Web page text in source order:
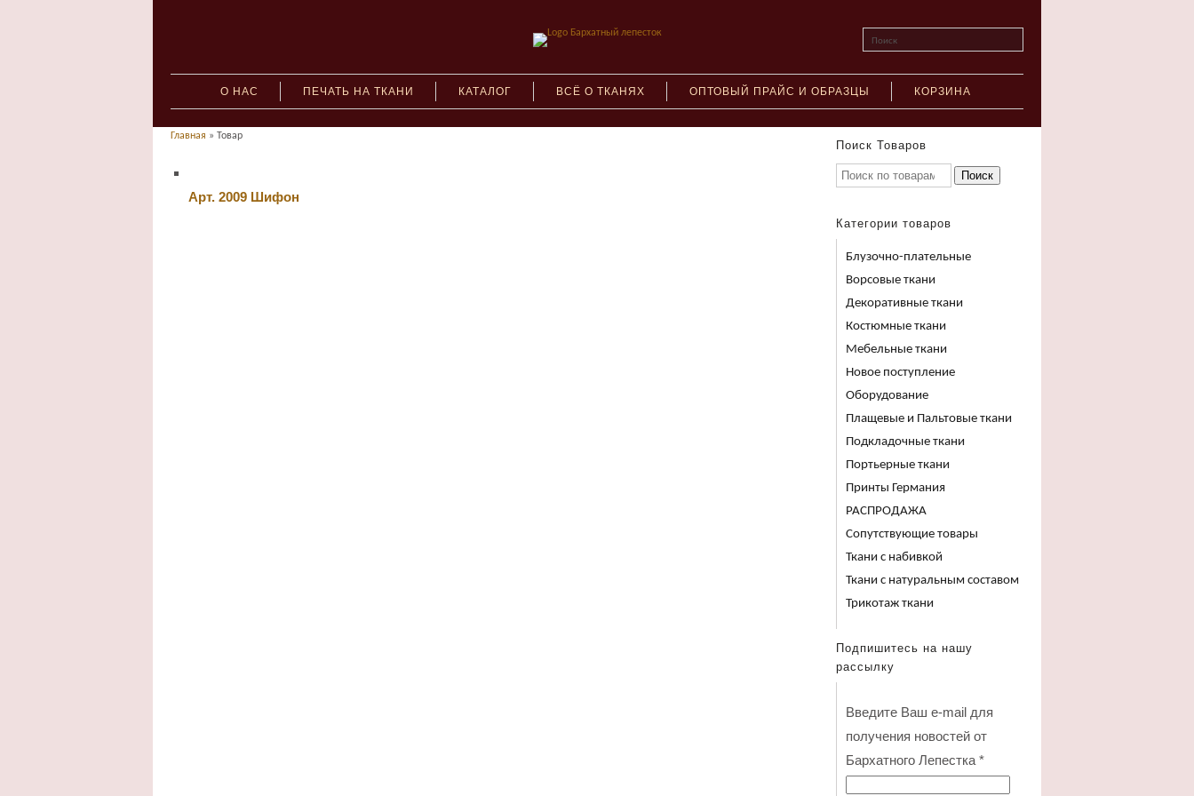
Поиск
О НАС ПЕЧАТЬ НА ТКАНИ КАТАЛОГ ВСЁ О ТКАНЯХ ОПТОВЫЙ ПРАЙС И ОБРАЗЦЫ КОРЗИНА
Главная » Товар
Арт. 2009 Шифон
Поиск Товаров
Поиск
Категории товаров
Блузочно-плательные
Ворсовые ткани
Декоративные ткани
Костюмные ткани
Мебельные ткани
Новое поступление
Оборудование
Плащевые и Пальтовые ткани
Подкладочные ткани
Портьерные ткани
Принты Германия
РАСПРОДАЖА
Сопутствующие товары
Ткани с набивкой
Ткани с натуральным составом
Трикотаж ткани
Подпишитесь на нашу
рассылку
Введите Ваш e-mail для
получения новостей от
Бархатного Лепестка *